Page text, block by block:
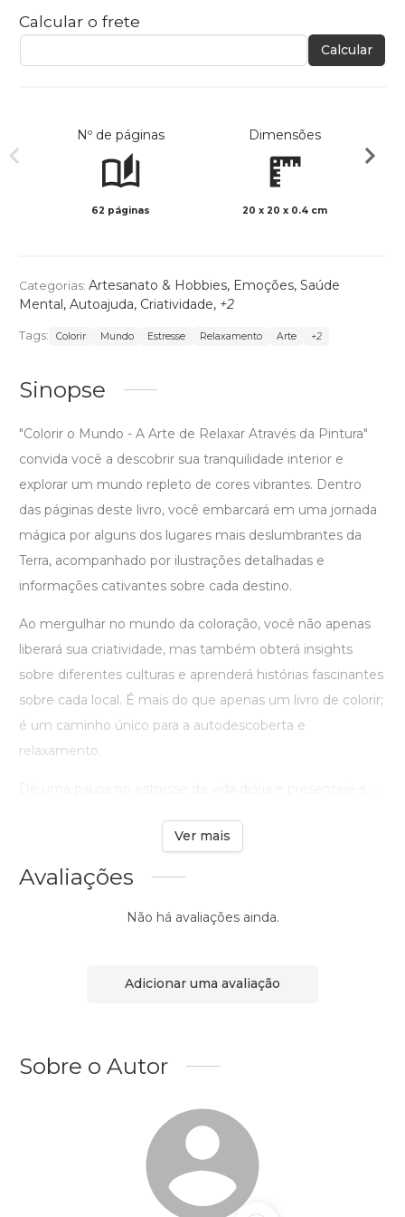
Calcular o frete
Calcular
Nº de páginas
62 páginas
Dimensões
20 x 20 x 0.4 cm
Categorias: Artesanato & Hobbies, Emoções, Saúde
Mental, Autoajuda, Criatividade, +2
Tags: Colorir Mundo Estresse Relaxamento Arte +2
Sinopse
"Colorir o Mundo - A Arte de Relaxar Através da Pintura"
convida você a descobrir sua tranquilidade interior e
explorar um mundo repleto de cores vibrantes. Dentro
das páginas deste livro, você embarcará em uma jornada
mágica por alguns dos lugares mais deslumbrantes da
Terra, acompanhado por ilustrações detalhadas e
informações cativantes sobre cada destino.
Ao mergulhar no mundo da coloração, você não apenas
liberará sua criatividade, mas também obterá insights
sobre diferentes culturas e aprenderá histórias fascinantes
sobre cada local. É mais do que apenas um livro de colorir;
é um caminho único para a autodescoberta e
relaxamento.
Ver mais
Avaliações
Não há avaliações ainda.
Adicionar uma avaliação
Sobre o Autor